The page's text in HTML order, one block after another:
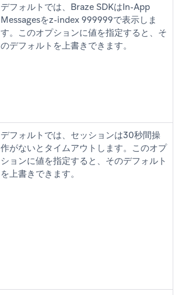
デフォルトでは、Braze SDKはIn-App
Messagesをz-index 999999で表示しま
す。このオプションに値を指定すると、そ
のデフォルトを上書きできます。
デフォルトでは、セッションは30秒間操
作がないとタイムアウトします。このオプ
ションに値を指定すると、そのデフォルト
を上書きできます。